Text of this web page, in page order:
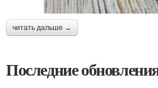
читать дальше →
Последние